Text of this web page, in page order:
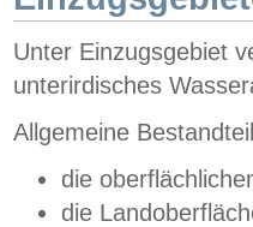
Unter Einzugsgebiet
unterirdisches
Allgemeine
die
die